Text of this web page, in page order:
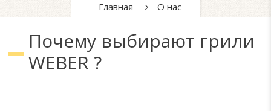
Главная О нас
Почему выбирают грили
WEBER ?